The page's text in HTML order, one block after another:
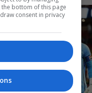
bottom of this page
consent in privacy